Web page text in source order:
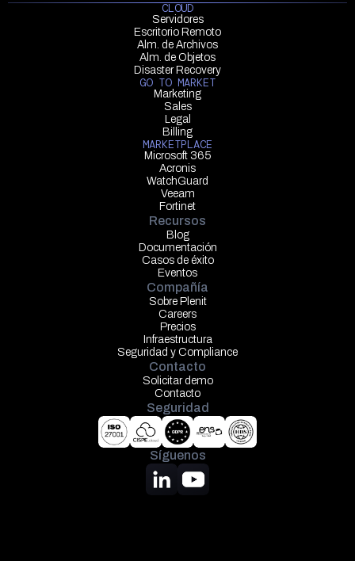
CLOUD
Servidores
Escritorio Remoto
Alm. de Archivos
Alm. de Objetos
Disaster Recovery
GO TO MARKET
Marketing
Sales
Legal
Billing
MARKETPLACE
Microsoft 365
Acronis
WatchGuard
Veeam
Fortinet
Recursos
Blog
Documentación
Casos de éxito
Eventos
Compañía
Sobre Plenit
Careers
Precios
Infraestructura
Seguridad y Compliance
Contacto
Solicitar demo
Contacto
Seguridad
Síguenos